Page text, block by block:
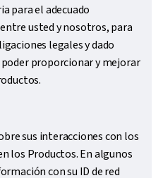
para el adecuado
usted y nosotros, para
legales y dado
proporcionar y mejorar
sus interacciones con los
los Productos. En algunos
con su ID de red